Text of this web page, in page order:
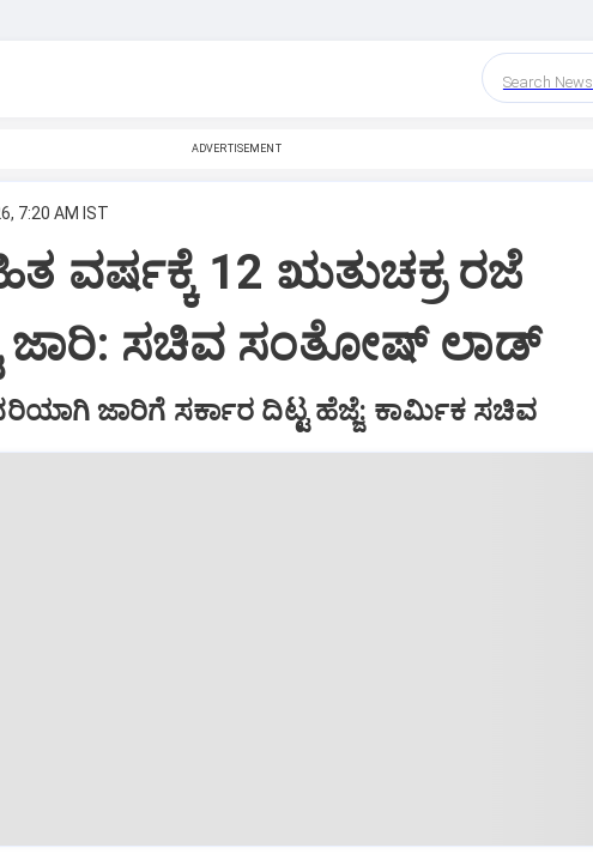
Search News
ADVERTISEMENT
7:20 AM IST
ವರ್ಷಕ್ಕೆ 12 ಋತುಚಕ್ರ ರಜೆ
ಜಾರಿ: ಸಚಿವ ಸಂತೋಷ್ ಲಾಡ್‌
ಜಾರಿಗೆ ಸರ್ಕಾರ ದಿಟ್ಟ ಹೆಜ್ಜೆ: ಕಾರ್ಮಿಕ ಸಚಿವ